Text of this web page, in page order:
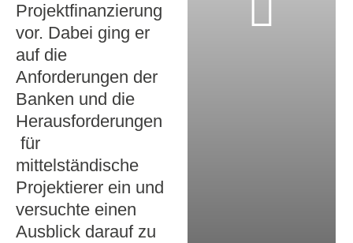
Projektfinanzierung
vor. Dabei ging er
auf die
Anforderungen der
Banken und die
Herausforderungen
für
mittelständische
Projektierer ein und
versuchte einen
Ausblick darauf zu